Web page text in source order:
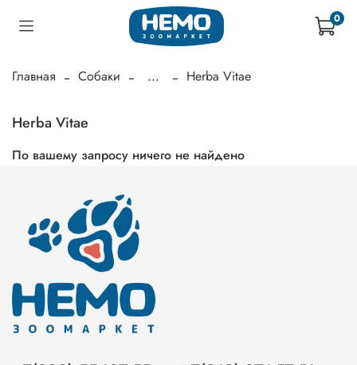
0
Главная Собаки ... Herba Vitae
Herba Vitae
По вашему запросу ничего не найдено